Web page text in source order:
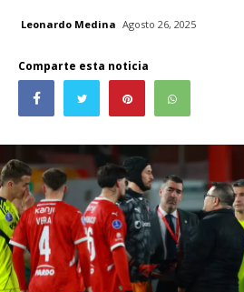
Leonardo Medina Agosto 26, 2025
Comparte esta noticia